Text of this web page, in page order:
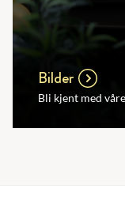
Bilder
Bli kjent med